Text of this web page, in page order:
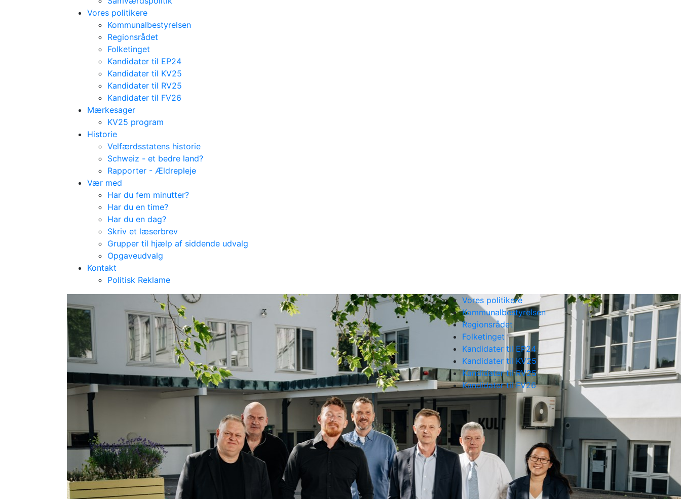
Vores politikere
Kommunalbestyrelsen
Regionsrådet
Folketinget
Kandidater til EP24
Kandidater til KV25
Kandidater til RV25
Kandidater til FV26
Mærkesager
KV25 program
Historie
Velfærdsstatens historie
Schweiz - et bedre land?
Rapporter - Ældrepleje
Vær med
Har du fem minutter?
Har du en time?
Har du en dag?
Skriv et læserbrev
Grupper til hjælp af siddende udvalg
Opgaveudvalg
Kontakt
Politisk Reklame
Vores politikere
Kandidater til KV25
Vores politikere
Kommunalbestyrelsen
Regionsrådet
Folketinget
Kandidater til EP24
Kandidater til KV25
Kandidater til RV25
Kandidater til FV26